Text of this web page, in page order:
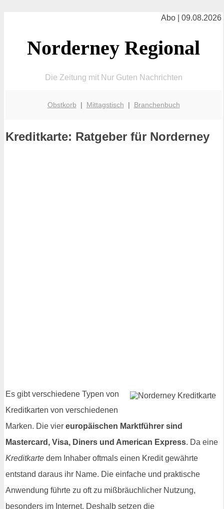
Abo | 09.08.2026
Norderney Regional
Die Zeitung mit Nur Guten Nachrichten
Obstkorb | Mittagstisch | Branchenbuch
Kreditkarte: Ratgeber für Norderney
Es gibt verschiedene Typen von
Kreditkarten von verschiedenen
Marken. Die vier europäischen Marktführer sind
Mastercard, Visa, Diners und American Express. Da eine
Kreditkarte dem Inhaber oftmals einen Kredit gewährte
entstand daraus ihr Name. Die einfache und praktische
Anwendung führte zu oft zu mißbräuchlicher Nutzung,
besonders im Internet. Deshalb setzen die